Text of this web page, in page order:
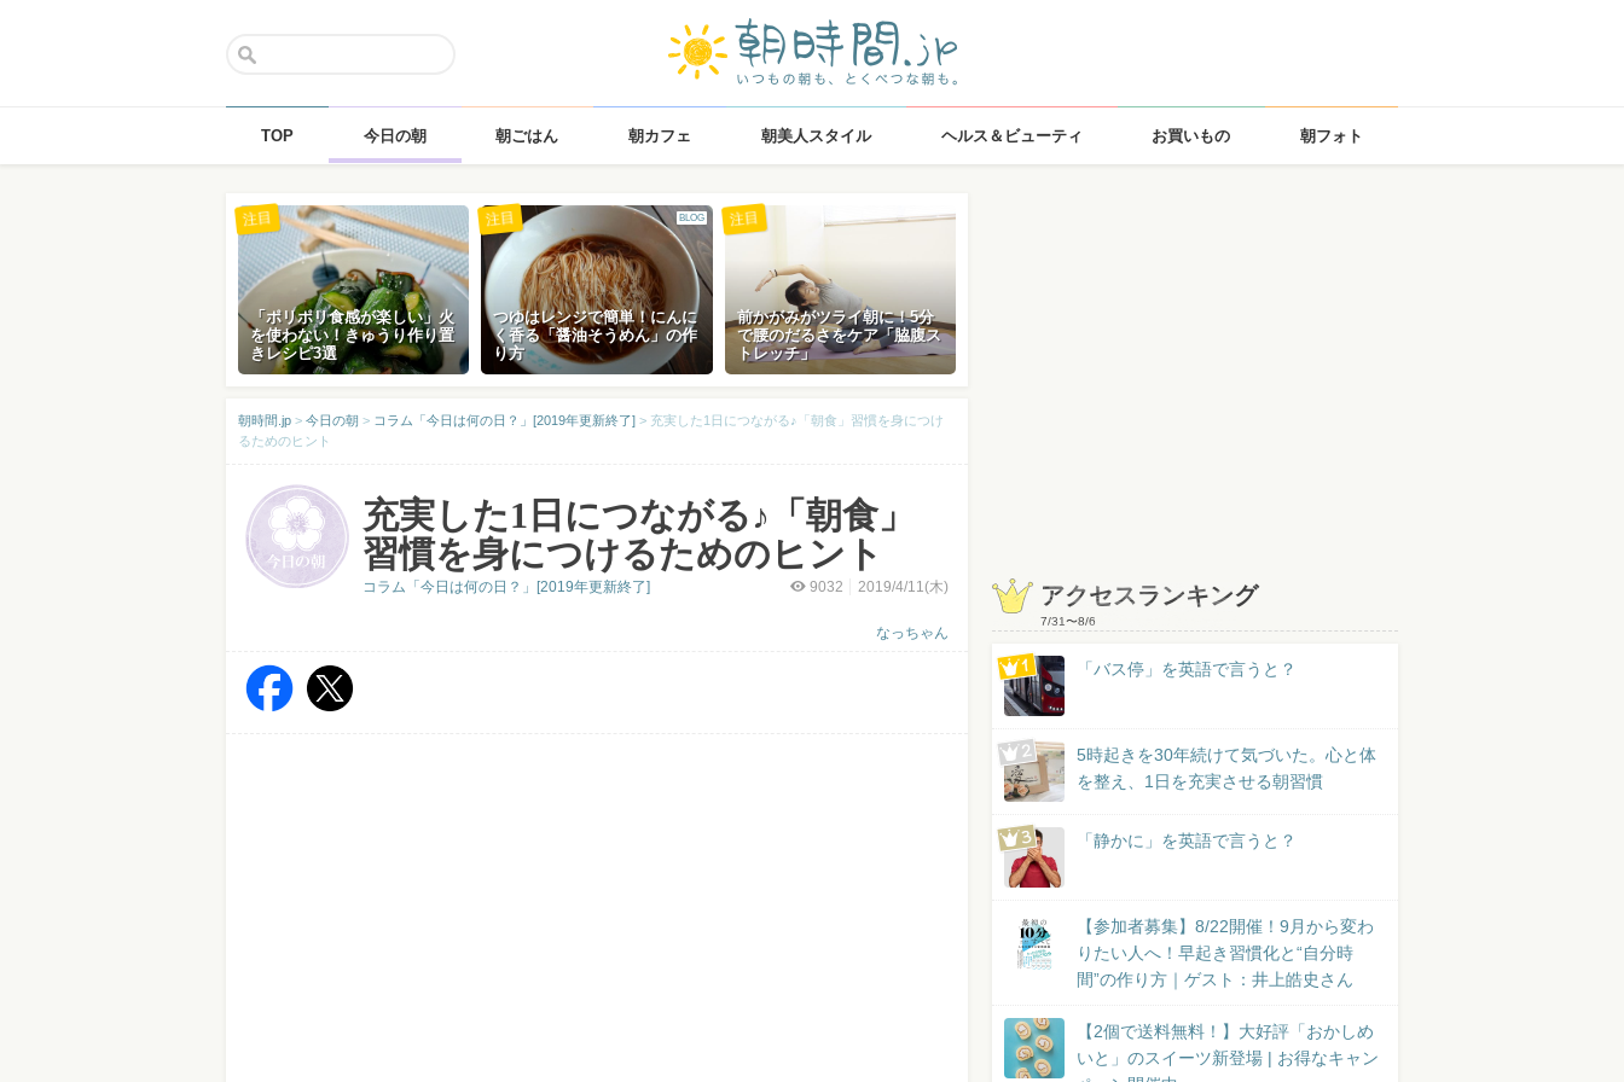
TOP 今日の朝 朝ごはん 朝カフェ 朝美人スタイル ヘルス＆ビューティ お買いもの 朝フォト
「ポリポリ食感が楽しい」火
を使わない！きゅうり作り置
きレシピ3選
注目 BLOG
つゆはレンジで簡単！にんに
く香る「醤油そうめん」の作
り方
注目
前かがみがツライ朝に！5分
で腰のだるさをケア「脇腹ス
トレッチ」
注目
朝時間.jp > 今日の朝 > コラム「今日は何の日？」[2019年更新終了] > 充実した1日につながる♪「朝食」習慣を身につけ
るためのヒント
充実した1日につながる♪「朝食」
習慣を身につけるためのヒント
9032 2019/4/11(木)
なっちゃん
コラム「今日は何の日？」[2019年更新終了] アクセスランキング
7/31〜8/6
「バス停」を英語で言うと？
5時起きを30年続けて気づいた。心と体
を整え、1日を充実させる朝習慣
「静かに」を英語で言うと？
【参加者募集】8/22開催！9月から変わ
りたい人へ！早起き習慣化と“自分時
間”の作り方｜ゲスト：井上皓史さん
【2個で送料無料！】大好評「おかしめ
いと」のスイーツ新登場 | お得なキャン